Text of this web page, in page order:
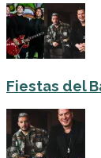
Fiestas del